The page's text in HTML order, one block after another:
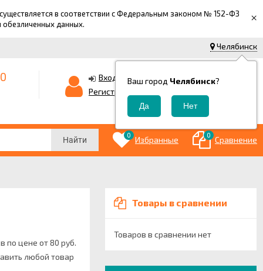
в соответствии с Федеральным законом № 152-ФЗ
обезличенных данных.
×
Челябинск
Ваш город Челябинск?
Вход
Регистрация
Найти
0 Избранные 0 Сравнение
Товары в сравнении
Товаров в сравнении нет
по цене от 80 руб.
любой товар